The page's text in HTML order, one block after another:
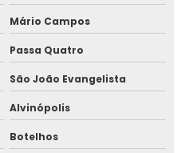
swf
Mário Campos
Passa Quatro
São João Evangelista
Alvinópolis
Botelhos